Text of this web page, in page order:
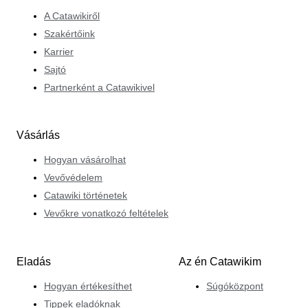
A Catawikiről
Szakértőink
Karrier
Sajtó
Partnerként a Catawikivel
Vásárlás
Hogyan vásárolhat
Vevővédelem
Catawiki történetek
Vevőkre vonatkozó feltételek
Eladás
Hogyan értékesíthet
Tippek eladóknak
Az én Catawikim
Súgóközpont